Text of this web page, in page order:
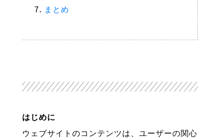
まとめ
はじめに
ウェブサイトのコンテンツは、ユーザーの関心